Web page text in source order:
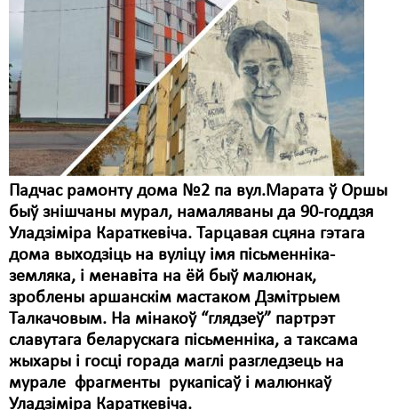
Падчас рамонту дома №2 па вул.Марата ў Оршы
быў знішчаны мурал, намаляваны да 90-годдзя
Уладзіміра Караткевіча. Тарцавая сцяна гэтага
дома выходзіць на вуліцу імя пісьменніка-
земляка, і менавіта на ёй быў малюнак,
зроблены аршанскім мастаком Дзмітрыем
Талкачовым. На мінакоў “глядзеў” партрэт
славутага беларускага пісьменніка, а таксама
жыхары і госці горада маглі разгледзець на
мурале фрагменты рукапісаў і малюнкаў
Уладзіміра Караткевіча.